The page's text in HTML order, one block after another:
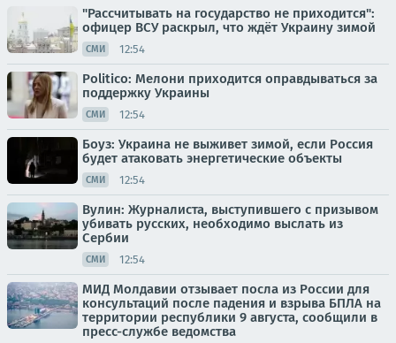
"Рассчитывать на государство не приходится":
офицер ВСУ раскрыл, что ждёт Украину зимой
СМИ 12:54
Politico: Мелони приходится оправдываться за
поддержку Украины
СМИ 12:54
Боуз: Украина не выживет зимой, если Россия
будет атаковать энергетические объекты
СМИ 12:54
Вулин: Журналиста, выступившего с призывом
убивать русских, необходимо выслать из
Сербии
СМИ 12:54
МИД Молдавии отзывает посла из России для
консультаций после падения и взрыва БПЛА на
территории республики 9 августа, сообщили в
пресс-службе ведомства